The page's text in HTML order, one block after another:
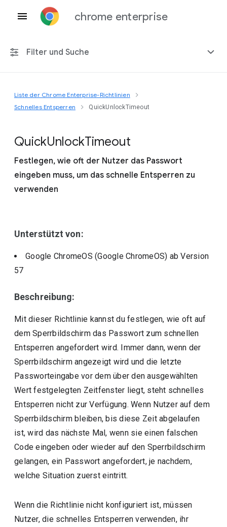
chrome enterprise
Filter und Suche
Alle Plattformen
Einschließlich eingestellter Richtlinien
Liste der Chrome Enterprise-Richtlinien
Schnelles Entsperren
QuickUnlockTimeout
QuickUnlockTimeout
Festlegen, wie oft der Nutzer das Passwort
eingeben muss, um das schnelle Entsperren zu
verwenden
Unterstützt von:
Google ChromeOS (Google ChromeOS) ab Version
57
Beschreibung:
Mit dieser Richtlinie kannst du festlegen, wie oft auf
dem Sperrbildschirm das Passwort zum schnellen
Entsperren angefordert wird. Immer dann, wenn der
Sperrbildschirm angezeigt wird und die letzte
Passworteingabe vor dem über den ausgewählten
Wert festgelegten Zeitfenster liegt, steht schnelles
Entsperren nicht zur Verfügung. Wenn Nutzer auf dem
Sperrbildschirm bleiben, bis diese Zeit abgelaufen
ist, wird das nächste Mal, wenn sie einen falschen
Code eingeben oder wieder auf den Sperrbildschirm
gelangen, ein Passwort angefordert, je nachdem,
welche Situation zuerst eintritt.
Wenn die Richtlinie nicht konfiguriert ist, müssen
Nutzer, die schnelles Entsperren verwenden, ihr